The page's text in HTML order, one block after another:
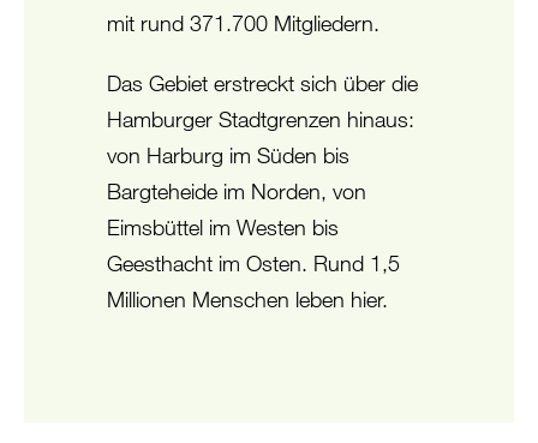
mit rund 371.700 Mitgliedern.
Das Gebiet erstreckt sich über die
Hamburger Stadtgrenzen hinaus:
von Harburg im Süden bis
Bargteheide im Norden, von
Eimsbüttel im Westen bis
Geesthacht im Osten. Rund 1,5
Millionen Menschen leben hier.